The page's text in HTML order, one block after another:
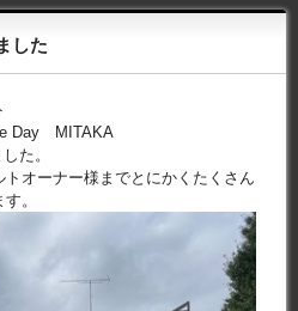
した
Day MITAKA
た。
オーナー様までとにかくたくさん
。